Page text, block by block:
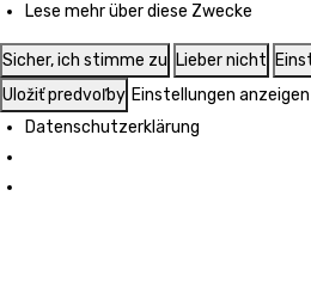
Lese mehr über diese Zwecke
Sicher, ich stimme zu Lieber nicht
Uložiť predvoľby Einstellungen anzeigen
Datenschutzerklärung